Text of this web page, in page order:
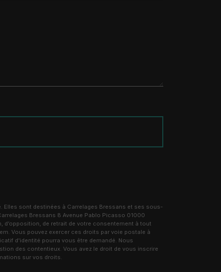
sont destinées à Carrelages Bressans et ses sous-
Bressans 8 Avenue Pablo Picasso 01000
d’opposition, de retrait de votre consentement à tout
Vous pouvez exercer ces droits par voie postale à
d'identité pourra vous être demandé. Nous
des contentieux. Vous avez le droit de vous inscrire
sur vos droits.